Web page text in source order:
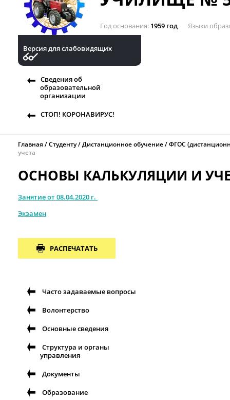
Год основания 1959 год Языки
Версия для слабовидящих
Сведения об
образовательной
организации
СТОП! КОРОНАВИРУС!
Главная Студенту Дистанционное обучение
ФГОС
учета
ОСНОВЫ КАЛЬКУЛЯЦИИ И
Занятие от 08.04.2020 г.
Экзамен
РАСПЕЧАТАТЬ
Часто задаваемые вопросы
Волонтерство
Основные сведения
Структура и органы
управления
Документы
Образование